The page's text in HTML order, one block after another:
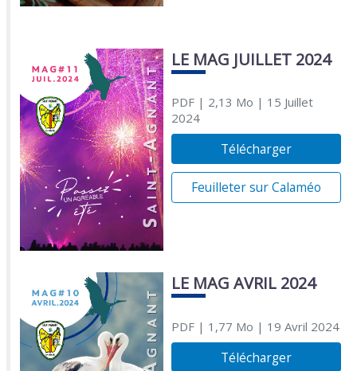
LE MAG JUILLET 2024
PDF| 2,13 Mo | 15 Juillet
2024
Télécharger
Feuilleter sur Calaméo
LE MAG AVRIL 2024
PDF| 1,77 Mo | 19 Avril 2024
Télécharger